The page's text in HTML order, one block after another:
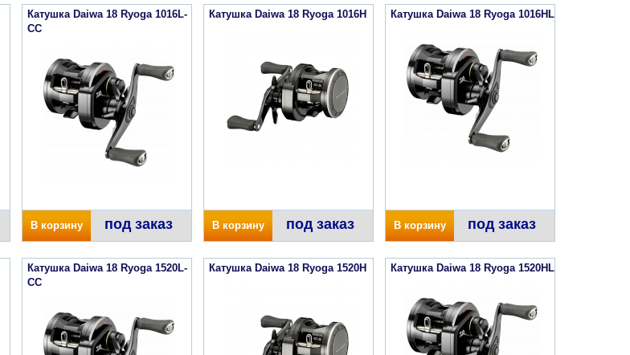
Катушка Daiwa 18 Ryoga 1016L-
CC
В корзину под заказ
Катушка Daiwa 18 Ryoga 1016H
В корзину под заказ
Катушка Daiwa 18 Ryoga 1016HL
В корзину под заказ
Катушка Daiwa 18 Ryoga 1520L-
CC
Катушка Daiwa 18 Ryoga 1520H Катушка Daiwa 18 Ryoga 1520HL